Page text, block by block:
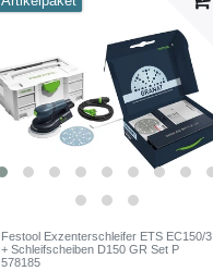
Festool Exzenterschleifer ETS EC150/3
+ Schleifscheiben D150 GR Set P
578185